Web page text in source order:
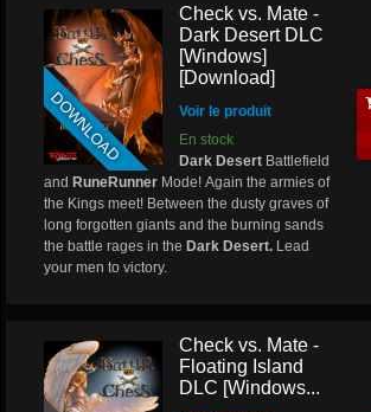
DOWNLOAD
Check vs. Mate -
Dark Desert DLC
[Windows]
[Download]
Voir le produit
En stock
Dark Desert Battlefield
and RuneRunner Mode! Again the armies of
the Kings meet! Between the dusty graves of
long forgotten giants and the burning sands
the battle rages in the Dark Desert. Lead
your men to victory.
Check vs. Mate -
Floating Island
DLC [Windows...